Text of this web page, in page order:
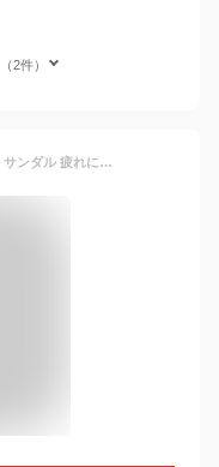
2件）
ナースリー 超軽量 EVA エアー クロス サンダル 疲れにくい ナース 看護 事務 オフィス レディース L ブラック 9660306A